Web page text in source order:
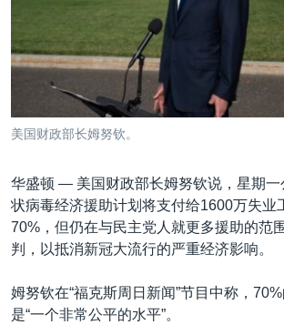
索
美洲
全球议题
劳工
环境
美中关系
美国建国250周年
埃博拉疫情
重要讲话与声明
台海两岸关系
南中国海争端
关注新疆
VOA今日焦点
中文广播
其他语言网站
美国财政部长姆努钦。
华盛顿 — 美国财政部长姆努钦说，星期
状病毒经济援助计划将支付给1600万失业
70%，但仍在与民主党人就更多援助的范
判，以抵消新冠大流行的严重经济影响。
姆努钦在“福克斯周日新闻”节目中称，
是“一个非常公平的水平”。